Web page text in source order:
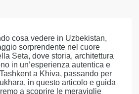
cosa vedere in Uzbekistan,
sorprendente nel cuore
Seta, dove storia, architettura
in un’esperienza autentica e
a Khiva, passando per
in questo articolo e guida
a scoprire le meraviglie